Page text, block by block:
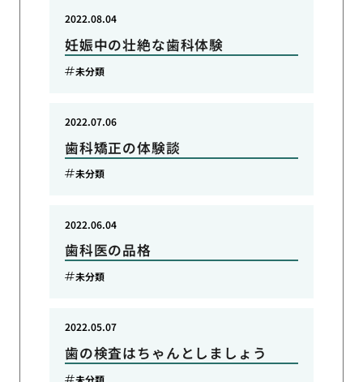
妊娠中の壮絶な歯科体験
2022.08.04
未分類
歯科矯正の体験談
2022.07.06
未分類
歯科医の品格
2022.06.04
未分類
歯の検査はちゃんとしましょう
2022.05.07
未分類